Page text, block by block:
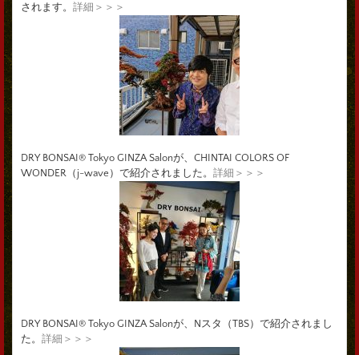
されます。 詳細＞＞＞
DRY BONSAI® Tokyo GINZA Salonが、CHINTAI COLORS OF
WONDER（j-wave）で紹介されました。 詳細＞＞＞
DRY BONSAI® Tokyo GINZA Salonが、Nスタ（TBS）で紹介されまし
た。 詳細＞＞＞